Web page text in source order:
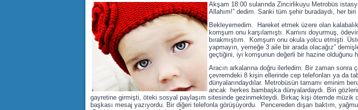
Akşam 18:00 sularında Zincirlikuyu Metrobüs
Allahım!” dedim. Sanki tüm şehir buradaydı, her
Bekleyemedim. Hareket etmek üzere olan
komşum onu karşılamıştı. Karnını doyurmuş,
bırakmıştım. Komşum onu okula yolcu etmişti.
yapmayın, yemeğe 3 aile bir arada olacağız”
geçtiğini, iyi komşunun değerli bir hazine
Aracın arkalarına doğru ilerledim. Bir zaman
çevremdeki 8 kişin ellerinde cep telefonları ya da
dünyalarındaydılar. Metrobüsün tamamı eminim
ancak herkes bambaşka dünyalardaydı. Biri
gayretine girmişti, öteki sosyal paylaşım sitesinde gezinmekteydi. Birkaç kişi ötemde müzik
başkası mesaj yazıyordu. Bir diğeri telefonla görüşüyordu. Pencereden dışarı baktım,